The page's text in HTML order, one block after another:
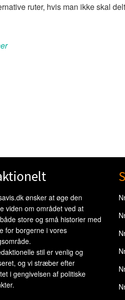
ruter, hvis man ikke skal
ønsker at øge den
viden om området ved at
store og små historier med
for borgerne i vores
stil er venlig og
og vi stræber efter
i gengivelsen af politiske